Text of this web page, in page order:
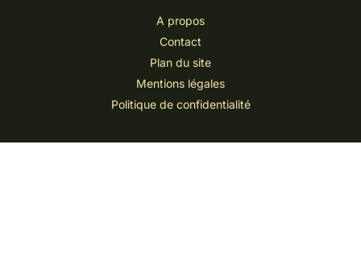
A propos
Contact
Plan du site
Mentions légales
Politique de confidentialité